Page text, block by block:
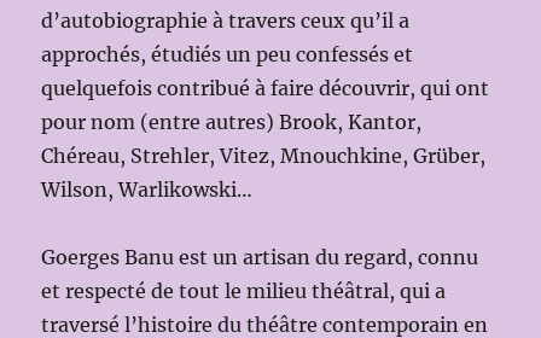
d’autobiographie à travers ceux qu’il a
approchés, étudiés un peu confessés et
quelquefois contribué à faire découvrir, qui ont
pour nom (entre autres) Brook, Kantor,
Chéreau, Strehler, Vitez, Mnouchkine, Grüber,
Wilson, Warlikowski…
Goerges Banu est un artisan du regard, connu
et respecté de tout le milieu théâtral, qui a
traversé l’histoire du théâtre contemporain en